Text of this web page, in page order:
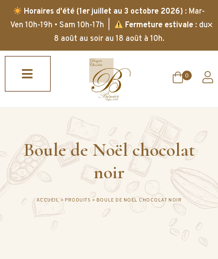
Horaires d'été (1er juillet au 3 octobre 2026) : Mar-
Ven 10h-19h • Sam 10h-17h |
Fermeture estivale: du
8 août au soir au 18 août à 10h.
✕
0
Boule de Noël chocolat
noir
ACCUEIL> PRODUITS > BOULE DE NOËL CHOCOLAT NOIR